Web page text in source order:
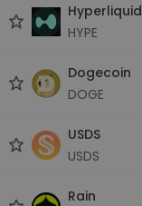
Hyperliquid
HYPE
Dogecoin
DOGE
USDS
USDS
Rain